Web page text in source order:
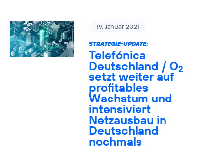
19. Januar 2021
STRATEGIE-UPDATE:
Telefónica
Deutschland / O2
setzt weiter auf
profitables
Wachstum und
intensiviert
Netzausbau in
Deutschland
nochmals